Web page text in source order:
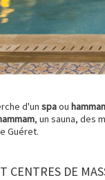
d'un spaou
, un sauna, des
Guéret.
CENTRES DE